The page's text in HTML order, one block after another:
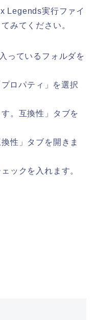
Legends実行ファイ
みてください。
っているフォルダを
ロパティ」を選択
。互換性」タブを
性」タブを開きま
ックを入れます。